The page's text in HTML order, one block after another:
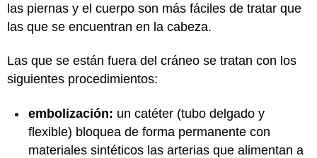
las piernas y el cuerpo son más fáciles de tratar que
las que se encuentran en la cabeza.
Las que se están fuera del cráneo se tratan con los
siguientes procedimientos:
embolización: un catéter (tubo delgado y
flexible) bloquea de forma permanente con
materiales sintéticos las arterias que alimentan a